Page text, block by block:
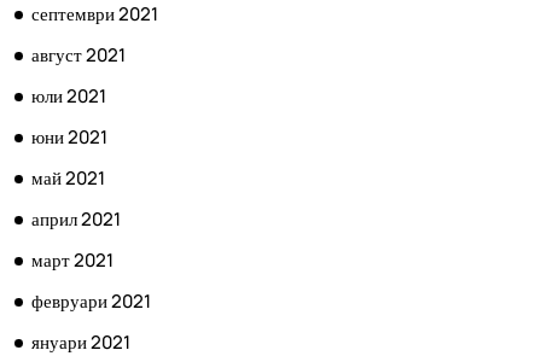
септември 2021
август 2021
юли 2021
юни 2021
май 2021
април 2021
март 2021
февруари 2021
януари 2021